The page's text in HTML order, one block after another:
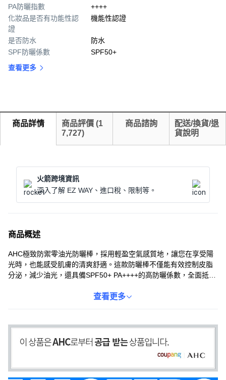
PA防曬指數
++++
化妝品是否有功能性認
證
機能性認證
是否防水
防水
SPF防曬係數
SPF50+
查看更多
商品詳情 商品評價 (1
7,727)
商品諮詢
配送/換貨/退
貨說明
火箭跨境資訊
深入了解 EZ WAY、進口稅、限制等。
商品概述
AHC極致防禦零油光防曬棒，採用輕盈空氣感質地，讓您在享受陽
光時，也能感受肌膚的清爽舒適。這款防曬棒不僅能有效控制皮脂
分泌，減少油光，還具備SPF50+ PA++++的高防曬係數，全面抵禦
時，也能持久維持防曬效果。告別黏膩厚重，AHC防曬棒給您無負
查看更多